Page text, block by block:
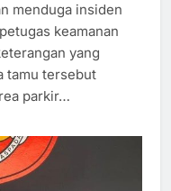
menduga insiden
keamanan
yang
tamu tersebut
parkir…